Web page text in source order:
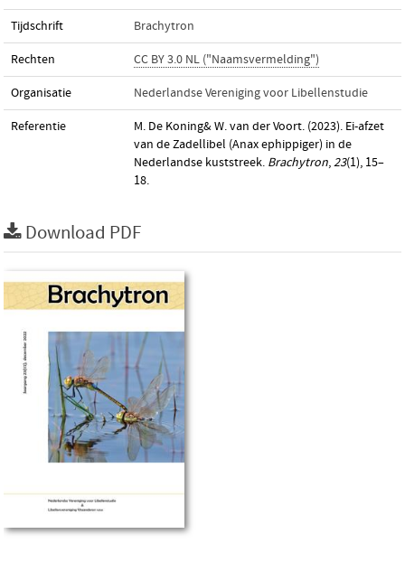
Tijdschrift Brachytron
Rechten CC BY 3.0 NL ("Naamsvermelding")
Organisatie Nederlandse Vereniging voor Libellenstudie
Referentie
M. De Koning& W. van der Voort. (2023). Ei-afzet
van de Zadellibel (Anax ephippiger) in de
Nederlandse kuststreek. Brachytron,23(1), 15–
18.
Download PDF